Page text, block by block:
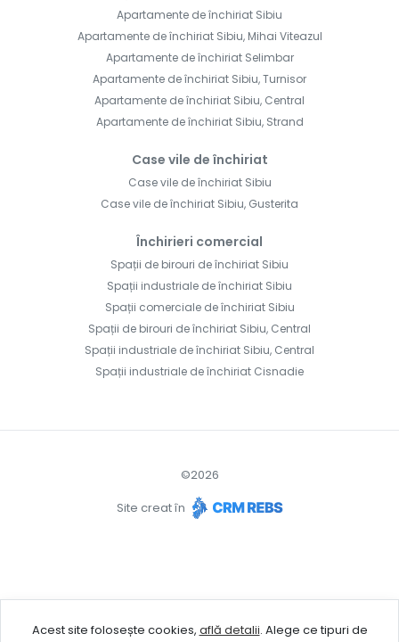
Apartamente de închiriat Sibiu
Apartamente de închiriat Sibiu, Mihai Viteazul
Apartamente de închiriat Selimbar
Apartamente de închiriat Sibiu, Turnisor
Apartamente de închiriat Sibiu, Central
Apartamente de închiriat Sibiu, Strand
Case vile de închiriat
Case vile de închiriat Sibiu
Case vile de închiriat Sibiu, Gusterita
Închirieri comercial
Spații de birouri de închiriat Sibiu
Spații industriale de închiriat Sibiu
Spații comerciale de închiriat Sibiu
Spații de birouri de închiriat Sibiu, Central
Spații industriale de închiriat Sibiu, Central
Spații industriale de închiriat Cisnadie
©2026
Site creat în
Acest site folosește cookies, află detalii. Alege ce tipuri de